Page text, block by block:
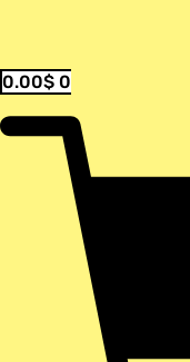
0.00$ 0